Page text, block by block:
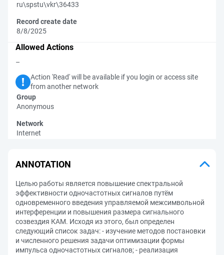
ru\spstu\vkr\36433
Record create date
8/8/2025
Allowed Actions
–
Action 'Read' will be available if you login or access site
from another network
Group
Anonymous
Network
Internet
ANNOTATION
Целью работы является повышение спектральной
эффективности одночастотных сигналов путём
одновременного введения управляемой межсимвольной
интерференции и повышения размера сигнального
созвездия КАМ. Исходя из этого, был определен
следующий список задач: - изучение методов постановки
и численного решения задачи оптимизации формы
импульса одночастотных сигналов; - реализация